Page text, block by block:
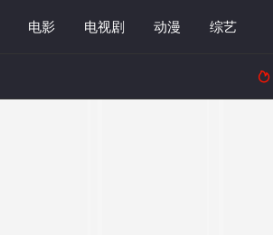
电影 电视剧 动漫 综艺
